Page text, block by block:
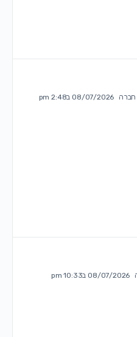
חברה 08/07/2026 ב2:48 pm
08/07/2026 ב10:33 pm